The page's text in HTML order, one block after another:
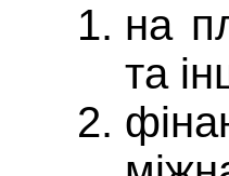
на
та